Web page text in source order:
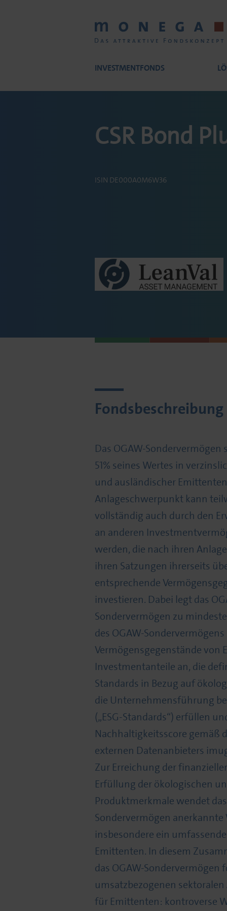
navigation
INVESTMENTFONDS
CSR Bond
ISIN DE000A0M6W36
Fondsbeschreibung
Das OGAW-
51% seines Wertes in
und ausländischer
Anlageschwerpunkt kann
vollständig auch durch den
an anderen
werden, die nach ihren
ihren Satzungen ihrerseits
entsprechende
investieren. Dabei legt das
Sondervermögen zu
des OGAW-Sondervermögens
Vermögensgegenstände von
Investmentanteile an, die
Standards in Bezug auf
die Unternehmensführung
(„ESG-Standards“) erfüllen
Nachhaltigkeitsscore gemäß
externen Datenanbieters
Zur Erreichung der
Erfüllung der ökologischen
Produktmerkmale wendet
Sondervermögen anerkannte
insbesondere ein
Emittenten. In diesem
das OGAW-Sondervermögen
umsatzbezogenen
für Emittenten: kontroverse